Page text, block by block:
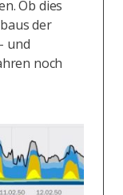
Ob dies
der
und
noch